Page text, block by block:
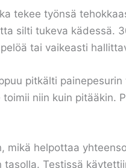
tekee työnsä
silti tukeva kädessä.
tai vaikeasti
pitkälti
niin kuin pitääkin.
mikä helpottaa
Testissä